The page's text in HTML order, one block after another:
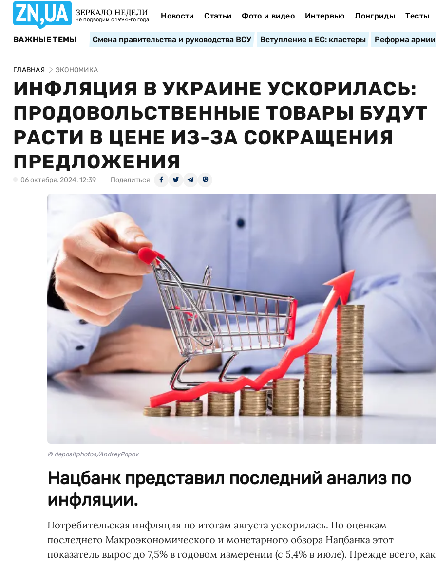
ЗЕРКАЛО НЕДЕЛИ
не подводим с 1994-го года Новости Статьи Фото и видео Интервью Лонгриды Тесты
ВАЖНЫЕ ТЕМЫ Смена правительства и руководства ВСУ Вступление в ЕС: кластеры Реформа армии
ГЛАВНАЯ ЭКОНОМИКА
ИНФЛЯЦИЯ В УКРАИНЕ УСКОРИЛАСЬ:
ПРОДОВОЛЬСТВЕННЫЕ ТОВАРЫ БУДУТ
РАСТИ В ЦЕНЕ ИЗ-ЗА СОКРАЩЕНИЯ
ПРЕДЛОЖЕНИЯ
06 октября, 2024, 12:39 Поделиться
© depositphotos/AndreyPopov
Нацбанк представил последний анализ по
инфляции.
Потребительская инфляция по итогам августа ускорилась. По оценкам
последнего Макроэкономического и монетарного обзора Нацбанка этот
показатель вырос до 7,5% в годовом измерении (с 5,4% в июле). Прежде всего, как